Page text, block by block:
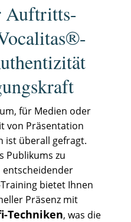
Auftritts-
für Medien oder
von Präsentation
ist überall gefragt.
Publikums zu
entscheidender
bietet Ihnen
Präsenz mit
Techniken, was die